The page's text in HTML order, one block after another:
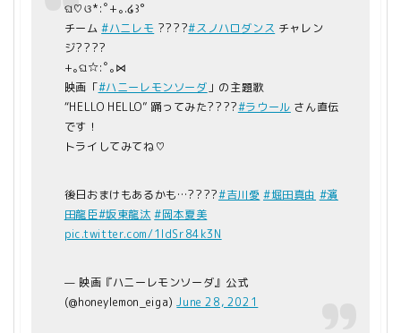
ଘ♡ଓ*:ﾟ+｡.໒꒱°
チーム#ハニレモ ????#スノハロダンス チャレン
ジ????
+｡ଘ☆:ﾟ｡⋈
映画「#ハニーレモンソーダ 」の主題歌
“HELLO HELLO” 踊ってみた????#ラウール さん直伝
です！
トライしてみてね♡
後日おまけもあるかも…????#吉川愛 #堀田真由 #濱
田龍臣#坂東龍汰 #岡本夏美
pic.twitter.com/1IdSr84k3N
— 映画『ハニーレモンソーダ』公式
(@honeylemon_eiga)June 28, 2021